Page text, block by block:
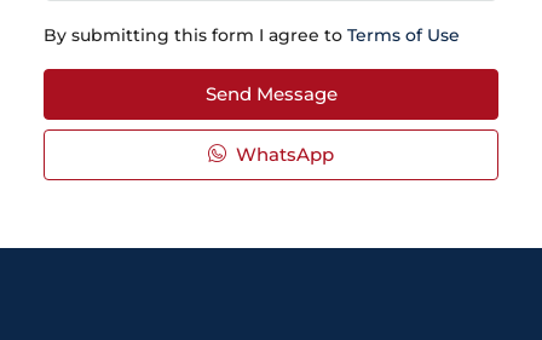
By submitting this form I agree to Terms of Use
Send Message
WhatsApp